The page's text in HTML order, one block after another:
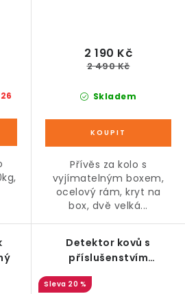
Skladem
2 190 Kč
2 490 Kč
Přívěs za kolo s
vyjímatelným boxem,
ocelový rám, kryt na
box, dvě velká...
Detektor kovů s
příslušenstvím
vodotěsný
20 %